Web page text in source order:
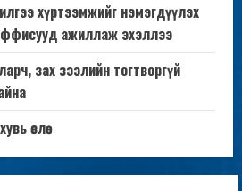
хүртээмжийг нэмэгдүүлэх
ажиллаж эхэллээ
зах зээлийн тогтворгүй
өслөө